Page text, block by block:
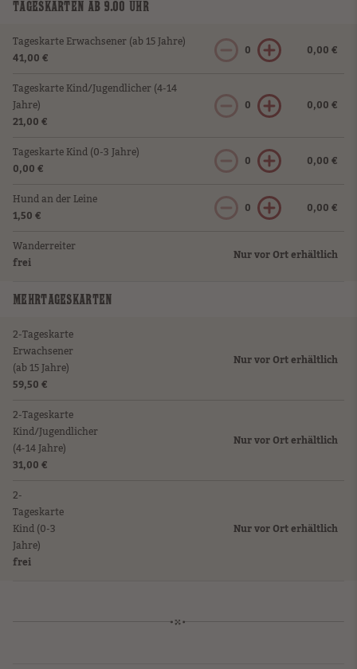
TAGESKARTEN AB 9.00 UHR
Tageskarte Erwachsener (ab 15 Jahre)
41,00 €
0 0,00 €
Tageskarte Kind/Jugendlicher (4-14
Jahre)
21,00 €
0 0,00 €
Tageskarte Kind (0-3 Jahre)
0,00 €
0 0,00 €
Hund an der Leine
1,50 €
0 0,00 €
Wanderreiter
frei
Nur vor Ort erhältlich
MEHRTAGESKARTEN
2-Tageskarte
Erwachsener
(ab 15 Jahre)
59,50 €
Nur vor Ort erhältlich
2-Tageskarte
Kind/Jugendlicher
(4-14 Jahre)
31,00 €
Nur vor Ort erhältlich
2-
Tageskarte
Kind (0-3
Jahre)
frei
Nur vor Ort erhältlich